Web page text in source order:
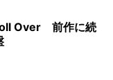
Over 前作に続